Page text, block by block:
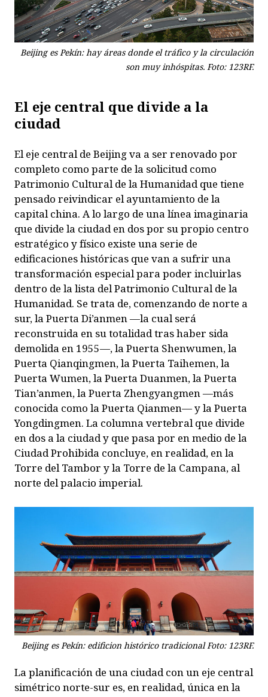
Beijing es Pekín: hay áreas donde el tráfico y la circulación
son muy inhóspitas. Foto: 123RF.
El eje central que divide a la
ciudad
El eje central de Beijing va a ser renovado por
completo como parte de la solicitud como
Patrimonio Cultural de la Humanidad que tiene
pensado reivindicar el ayuntamiento de la
capital china. A lo largo de una línea imaginaria
que divide la ciudad en dos por su propio centro
estratégico y físico existe una serie de
edificaciones históricas que van a sufrir una
transformación especial para poder incluirlas
dentro de la lista del Patrimonio Cultural de la
Humanidad. Se trata de, comenzando de norte a
sur, la Puerta Di’anmen —la cual será
reconstruida en su totalidad tras haber sida
demolida en 1955—, la Puerta Shenwumen, la
Puerta Qianqingmen, la Puerta Taihemen, la
Puerta Wumen, la Puerta Duanmen, la Puerta
Tian’anmen, la Puerta Zhengyangmen —más
conocida como la Puerta Qianmen— y la Puerta
Yongdingmen. La columna vertebral que divide
en dos a la ciudad y que pasa por en medio de la
Ciudad Prohibida concluye, en realidad, en la
Torre del Tambor y la Torre de la Campana, al
norte del palacio imperial.
Beijing es Pekín: edificion histórico tradicional Foto: 123RF.
La planificación de una ciudad con un eje central
simétrico norte-sur es, en realidad, única en la